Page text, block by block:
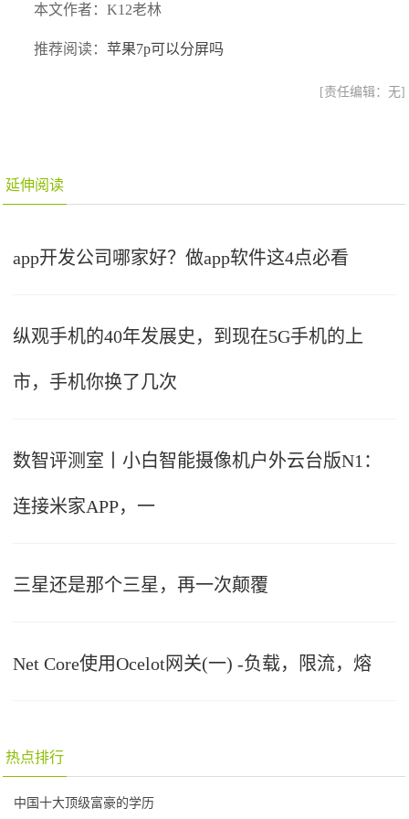
本文作者：K12老林
推荐阅读：苹果7p可以分屏吗
[责任编辑：无]
延伸阅读
app开发公司哪家好？做app软件这4点必看
纵观手机的40年发展史，到现在5G手机的上
市，手机你换了几次
数智评测室丨小白智能摄像机户外云台版N1：
连接米家APP，一
三星还是那个三星，再一次颠覆
Net Core使用Ocelot网关(一) -负载，限流，熔
热点排行
中国十大顶级富豪的学历